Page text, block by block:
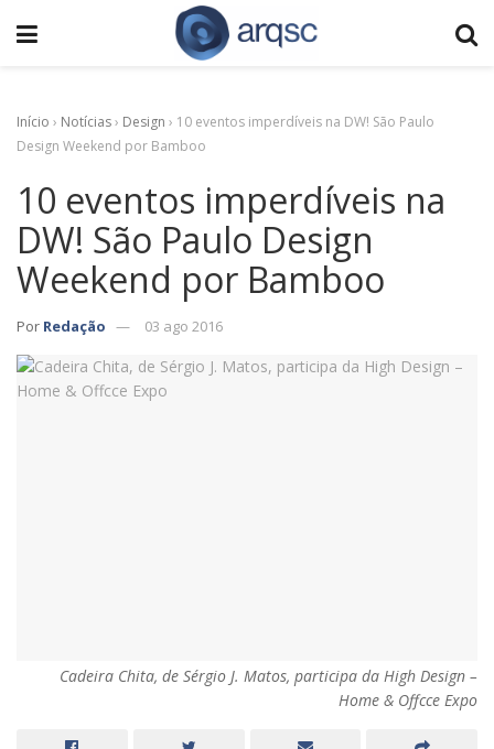
Início › Notícias› Design › 10 eventos imperdíveis na DW! São Paulo
Design Weekend por Bamboo
10 eventos imperdíveis na
DW! São Paulo Design
Weekend por Bamboo
Por Redação 03 ago 2016
Cadeira Chita, de Sérgio J. Matos, participa da High Design –
Home & Offcce Expo